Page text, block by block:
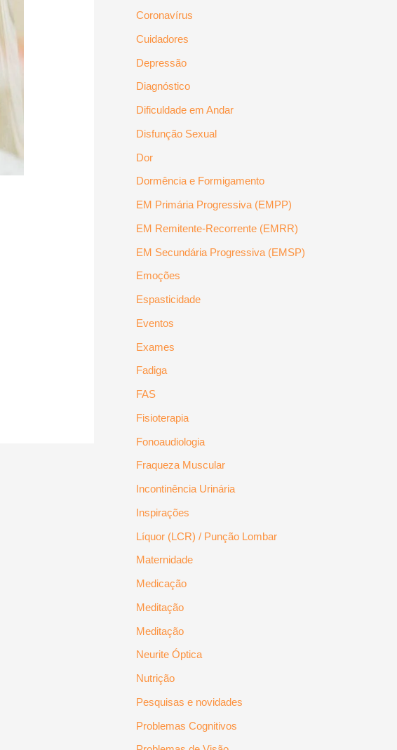
Coronavírus
Cuidadores
Depressão
Diagnóstico
Dificuldade em Andar
Disfunção Sexual
Dor
Dormência e Formigamento
EM Primária Progressiva (EMPP)
EM Remitente-Recorrente (EMRR)
EM Secundária Progressiva (EMSP)
Emoções
Espasticidade
Eventos
Exames
Fadiga
FAS
Fisioterapia
Fonoaudiologia
Fraqueza Muscular
Incontinência Urinária
Inspirações
Líquor (LCR) / Punção Lombar
Maternidade
Medicação
Meditação
Meditação
Neurite Óptica
Nutrição
Pesquisas e novidades
Problemas Cognitivos